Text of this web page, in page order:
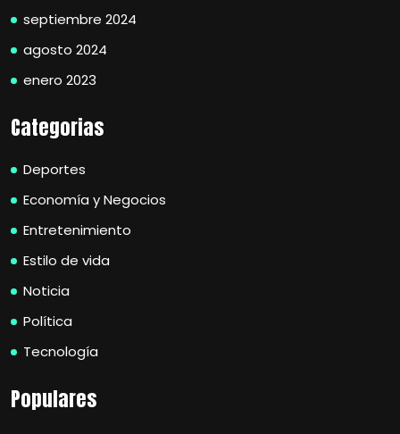
septiembre 2024
agosto 2024
enero 2023
Categorias
Deportes
Economía y Negocios
Entretenimiento
Estilo de vida
Noticia
Política
Tecnología
Populares